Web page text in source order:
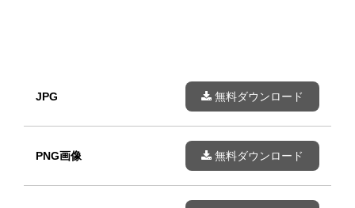
JPG 無料ダウンロード
PNG画像 無料ダウンロード